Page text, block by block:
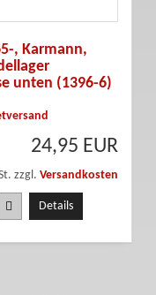
, Karmann,
unten (1396-6)
24,95 EUR
zzgl. Versandkosten
Details